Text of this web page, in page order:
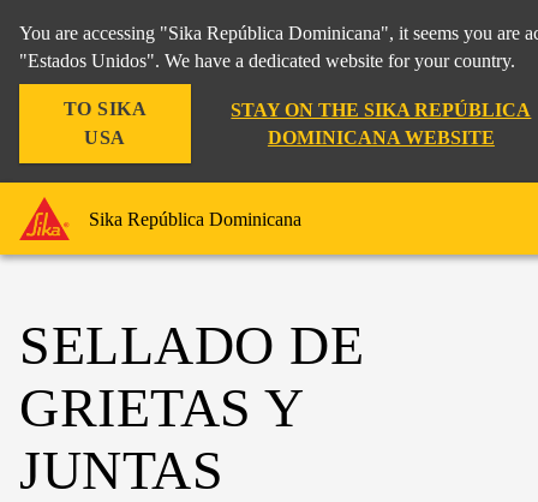
You are accessing "Sika República Dominicana", it seems you are
"Estados Unidos". We have a dedicated website for your country.
TO SIKA
USA
STAY ON THE SIKA REPÚBLICA
DOMINICANA WEBSITE
Sika República Dominicana
SELLADO DE
GRIETAS Y
JUNTAS